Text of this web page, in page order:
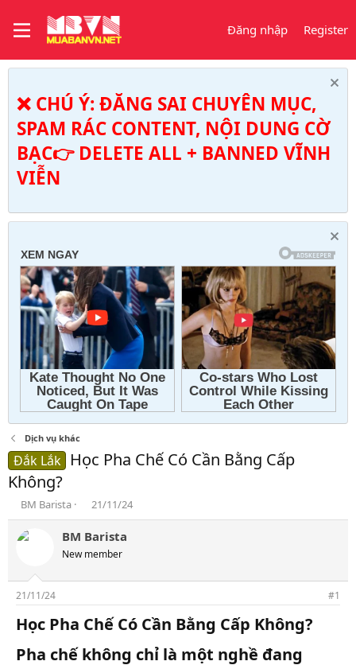
Đăng nhập Register
❌ CHÚ Ý: ĐĂNG SAI CHUYÊN MỤC,
SPAM RÁC CONTENT, NỘI DUNG CỜ
BẠC👉 DELETE ALL + BANNED VĨNH
VIỄN
Dịch vụ khác
Đắk Lắk
Học Pha Chế Có Cần Bằng Cấp
Không?
T
h
r
s
t
a
t
e
BM Barista
N
g
à
g
21/11/24
BM Barista
New member
21/11/24 #1
Học Pha Chế Có Cần Bằng Cấp Không?
Pha chế không chỉ là một nghề đang